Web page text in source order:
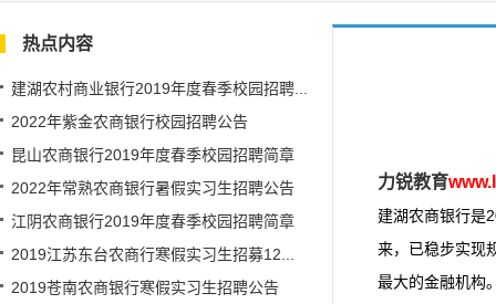
热点内容
建湖农村商业银行2019年度春季校园招聘...
2022年紫金农商银行校园招聘公告
昆山农商银行2019年度春季校园招聘简章
2022年常熟农商银行暑假实习生招聘公告
江阴农商银行2019年度春季校园招聘简章
2019江苏东台农商行寒假实习生招募12...
2019苍南农商银行寒假实习生招聘公告
力锐教育
建湖农商银行是
来，已稳步实现
最大的金融机构